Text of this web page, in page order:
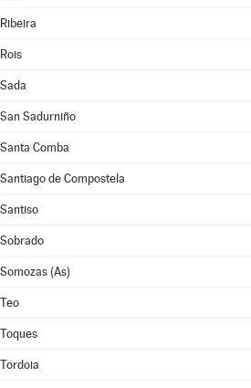
Ribeira
Rois
Sada
San Sadurniño
Santa Comba
Santiago de Compostela
Santiso
Sobrado
Somozas (As)
Teo
Toques
Tordoia